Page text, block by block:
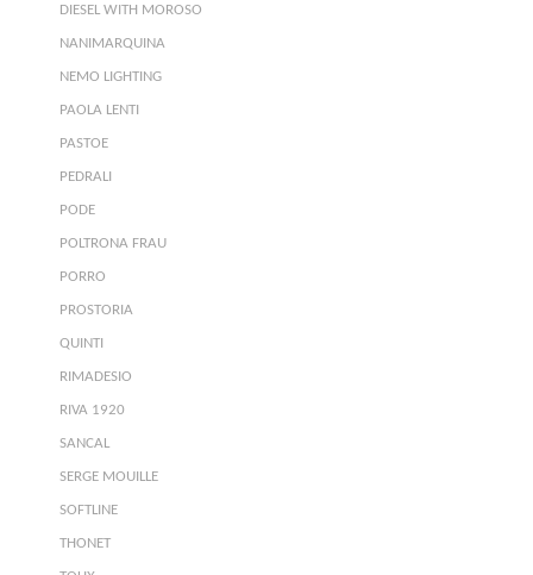
DIESEL WITH MOROSO
NANIMARQUINA
NEMO LIGHTING
PAOLA LENTI
PASTOE
PEDRALI
PODE
POLTRONA FRAU
PORRO
PROSTORIA
QUINTI
RIMADESIO
RIVA 1920
SANCAL
SERGE MOUILLE
SOFTLINE
THONET